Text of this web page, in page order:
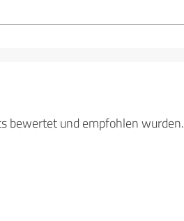
bewertet und empfohlen wurden.